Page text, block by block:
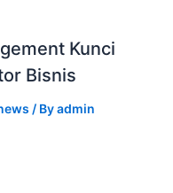
Kunci
Bisnis
/ Byadmin